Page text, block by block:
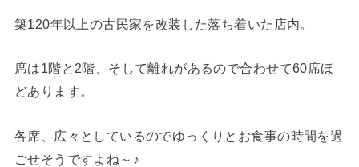
築120年以上の古民家を改装した落ち着いた店内。
席は1階と2階、そして離れがあるので合わせて60席ほ
どあります。
各席、広々としているのでゆっくりとお食事の時間を過
ごせそうですよね～♪